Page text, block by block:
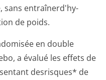
sans entraînerd'hy­
de poids.
en double
a évalué les effets de
desrisques* de